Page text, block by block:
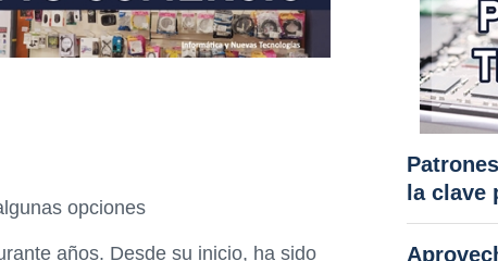
opciones
años. Desde su inicio, ha sido
la clave